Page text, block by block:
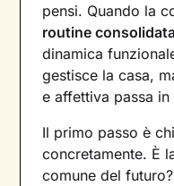
pensi. Quando la
routine
dinamica
gestisce la casa,
e affettiva passa
Il primo passo è
concretamente. È
comune del